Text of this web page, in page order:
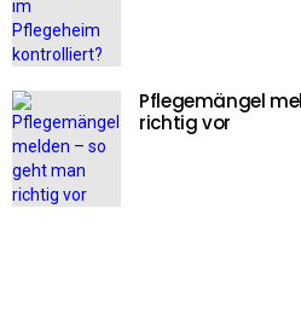
Pflegemängel
richtig vor